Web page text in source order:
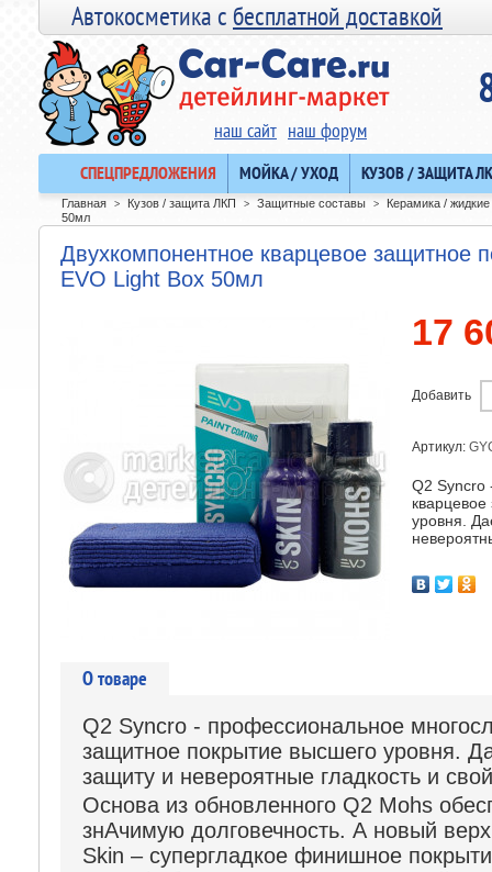
Автокосметика сбесплатной доставкой
наш сайт наш форум
СПЕЦПРЕДЛОЖЕНИЯ МОЙКА / УХОД КУЗОВ / ЗАЩИТА
Главная > Кузов / защита ЛКП > Защитные составы >
Керамика /
50мл
Двухкомпонентное кварцевое защитное
EVO Light Box 50мл
17
Добавить
Артикул:
Q2 Syncro
уровня.
О товаре
Q2 Syncro - профессиональное
защитное покрытие высшего уровня.
защиту и невероятные гладкость и
Основа из обновленного Q2 Mohs
знАчимую долговечность. А новый
Skin – супергладкое финишное